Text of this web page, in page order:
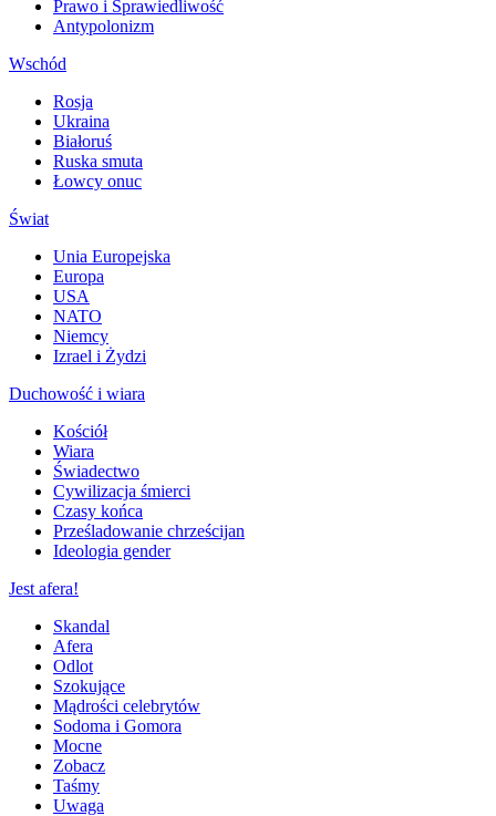
Prawo i Sprawiedliwość
Antypolonizm
Wschód
Rosja
Ukraina
Białoruś
Ruska smuta
Łowcy onuc
Świat
Unia Europejska
Europa
USA
NATO
Niemcy
Izrael i Żydzi
Duchowość i wiara
Kościół
Wiara
Świadectwo
Cywilizacja śmierci
Czasy końca
Prześladowanie chrześcijan
Ideologia gender
Jest afera!
Skandal
Afera
Odlot
Szokujące
Mądrości celebrytów
Sodoma i Gomora
Mocne
Zobacz
Taśmy
Uwaga